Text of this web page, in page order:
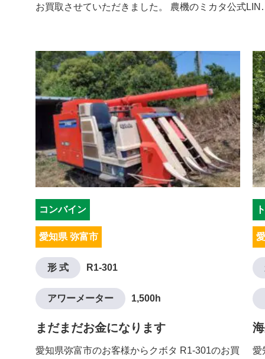
お買取させていただきました。 農機のミカタ公式
コンバイン
愛知県 弥富市
形 式 R1-301
アワーメーター 1,500h
まだまだお金になります
愛知県弥富市のお客様からクボタ R1-301のお買
愛